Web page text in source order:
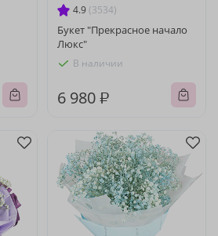
4.9 (3534)
Букет "Прекрасное начало
Люкс"
В наличии
6 980 ₽